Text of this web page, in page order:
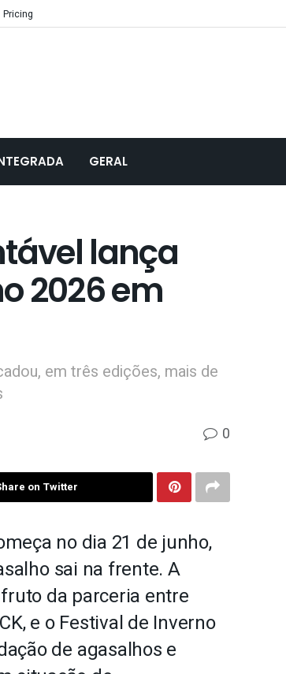
Pricing
GERAL
lança
2026 em
em três edições, mais de
0
on Twitter
no dia 21 de junho,
sai na frente. A
da parceria entre
e o Festival de Inverno
de agasalhos e